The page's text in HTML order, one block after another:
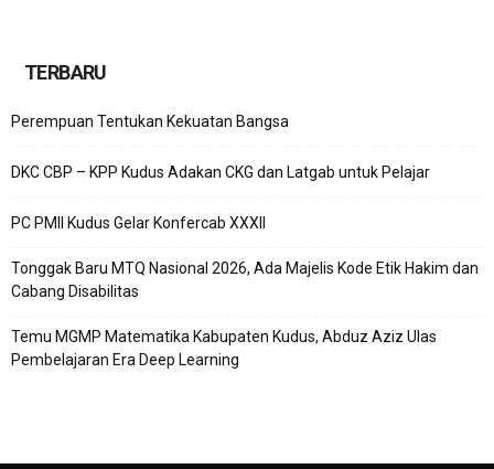
TERBARU
Perempuan Tentukan Kekuatan Bangsa
DKC CBP – KPP Kudus Adakan CKG dan Latgab untuk Pelajar
PC PMII Kudus Gelar Konfercab XXXII
Tonggak Baru MTQ Nasional 2026, Ada Majelis Kode Etik Hakim dan
Cabang Disabilitas
Temu MGMP Matematika Kabupaten Kudus, Abduz Aziz Ulas
Pembelajaran Era Deep Learning